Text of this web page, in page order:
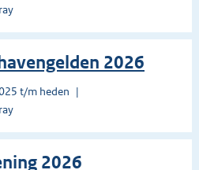
2026
t/m heden
2026